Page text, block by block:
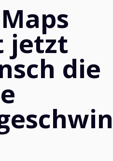
jetzt
die